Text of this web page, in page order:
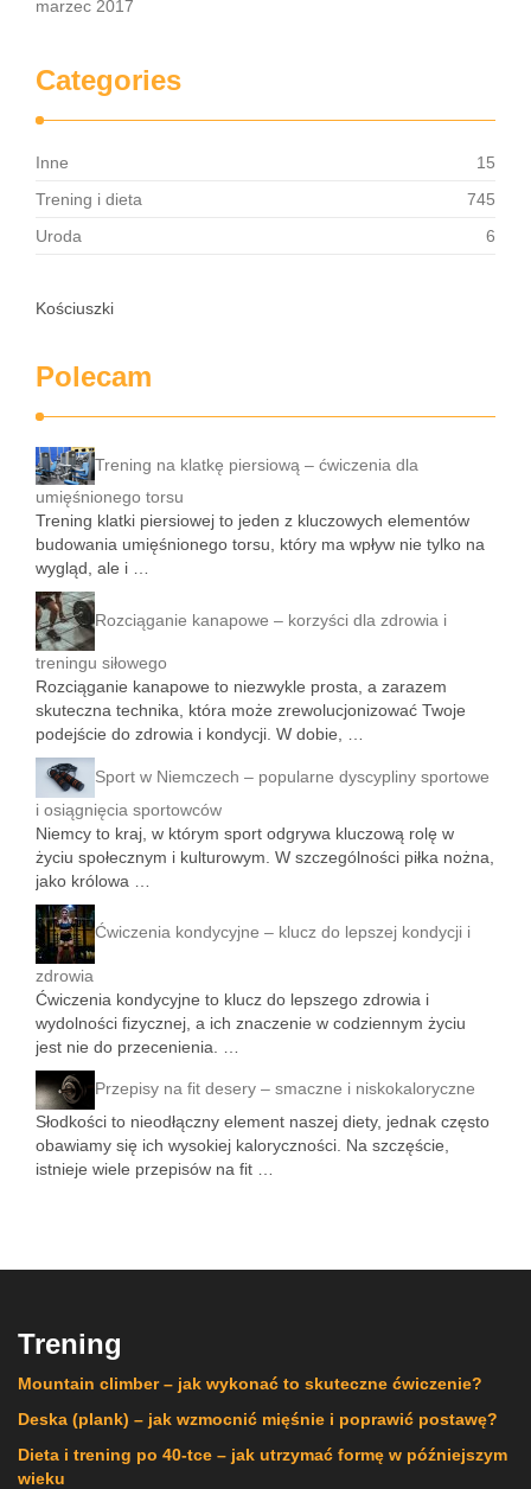
marzec 2017
Categories
Inne
15
Trening i dieta
745
Uroda
6
Kościuszki
Polecam
Trening na klatkę piersiową – ćwiczenia dla
umięśnionego torsu
Trening klatki piersiowej to jeden z kluczowych elementów
budowania umięśnionego torsu, który ma wpływ nie tylko na
wygląd, ale i …
Rozciąganie kanapowe – korzyści dla zdrowia i
treningu siłowego
Rozciąganie kanapowe to niezwykle prosta, a zarazem
skuteczna technika, która może zrewolucjonizować Twoje
podejście do zdrowia i kondycji. W dobie, …
Sport w Niemczech – popularne dyscypliny sportowe
i osiągnięcia sportowców
Niemcy to kraj, w którym sport odgrywa kluczową rolę w
życiu społecznym i kulturowym. W szczególności piłka nożna,
jako królowa …
Ćwiczenia kondycyjne – klucz do lepszej kondycji i
zdrowia
Ćwiczenia kondycyjne to klucz do lepszego zdrowia i
wydolności fizycznej, a ich znaczenie w codziennym życiu
jest nie do przecenienia. …
Przepisy na fit desery – smaczne i niskokaloryczne
Słodkości to nieodłączny element naszej diety, jednak często
obawiamy się ich wysokiej kaloryczności. Na szczęście,
istnieje wiele przepisów na fit …
Trening
Mountain climber – jak wykonać to skuteczne ćwiczenie?
Deska (plank) – jak wzmocnić mięśnie i poprawić postawę?
Dieta i trening po 40-tce – jak utrzymać formę w późniejszym
wieku